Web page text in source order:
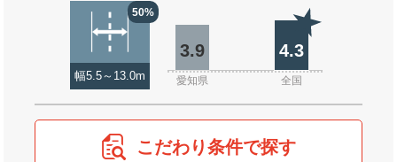
50%
幅5.5～13.0m
3.9 4.3
愛知県 全国
こだわり条件で探す